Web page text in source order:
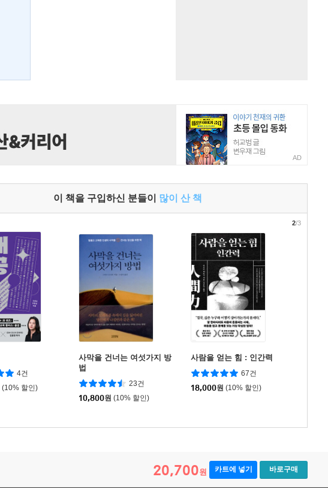
AD
이 책을 구입하신 분들이 많이 산 책
4건
(10% 할인)
사막을 건너는 여섯가지 방
법
23건
10,800원 (10% 할인)
사람을 얻는 힘 : 인간력
67건
18,000원 (10% 할인)
2/3
20,700원 카트에 넣기 바로구매